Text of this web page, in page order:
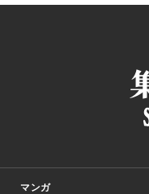
マンガ